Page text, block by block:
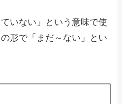
いない」という意味で使
形で「まだ～ない」とい